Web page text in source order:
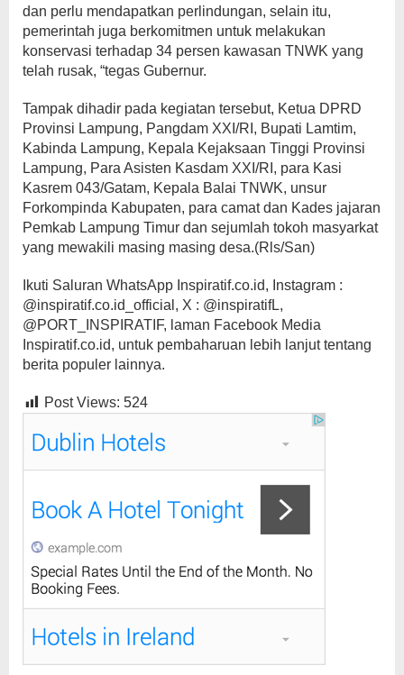
dan perlu mendapatkan perlindungan, selain itu,
pemerintah juga berkomitmen untuk melakukan
konservasi terhadap 34 persen kawasan TNWK yang
telah rusak, “tegas Gubernur.
Tampak dihadir pada kegiatan tersebut, Ketua DPRD
Provinsi Lampung, Pangdam XXI/RI, Bupati Lamtim,
Kabinda Lampung, Kepala Kejaksaan Tinggi Provinsi
Lampung, Para Asisten Kasdam XXI/RI, para Kasi
Kasrem 043/Gatam, Kepala Balai TNWK, unsur
Forkompinda Kabupaten, para camat dan Kades jajaran
Pemkab Lampung Timur dan sejumlah tokoh masyarkat
yang mewakili masing masing desa.(Rls/San)
Ikuti Saluran WhatsApp Inspiratif.co.id, Instagram :
@inspiratif.co.id_official, X : @inspiratifL,
@PORT_INSPIRATIF, laman Facebook Media
Inspiratif.co.id, untuk pembaharuan lebih lanjut tentang
berita populer lainnya.
Post Views: 524